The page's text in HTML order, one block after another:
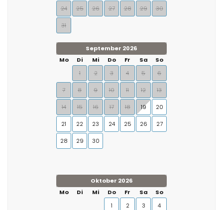
24 25 26 27 28 29 30
31
September 2026
Mo
Di Mi Do Fr Sa
So
1
2 3 4 5 6
7 8 9 10 11 12 13
14 15 16 17 18 19 20
21 22 23 24 25 26 27
28 29 30
Oktober 2026
Mo
Di Mi Do Fr Sa
So
1
2 3 4